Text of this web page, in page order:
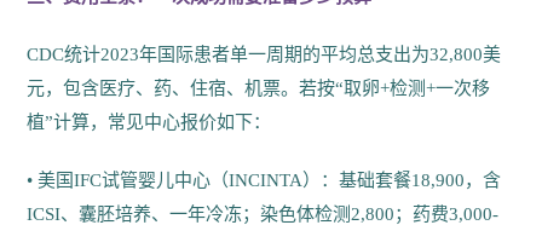
CDC统计2023年国际患者单一周期的平均总支出为32,800美
元，包含医疗、药、住宿、机票。若按“取卵+检测+一次移
植”计算，常见中心报价如下：
• 美国IFC试管婴儿中心（INCINTA）：基础套餐18,900，含
ICSI、囊胚培养、一年冷冻；染色体检测2,800；药费3,000-